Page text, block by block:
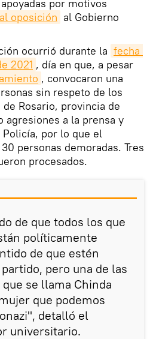
por motivos
oposición al Gobierno
ocurrió durante la fecha
2021 , día en que, a pesar
, convocaron una
sin respeto de los
Rosario, provincia de
agresiones a la prensa y
por lo que el
personas demoradas. Tres
procesados.
de que todos los que
políticamente
de que estén
pero una de las
se llama Chinda
que podemos
detalló el
universitario.